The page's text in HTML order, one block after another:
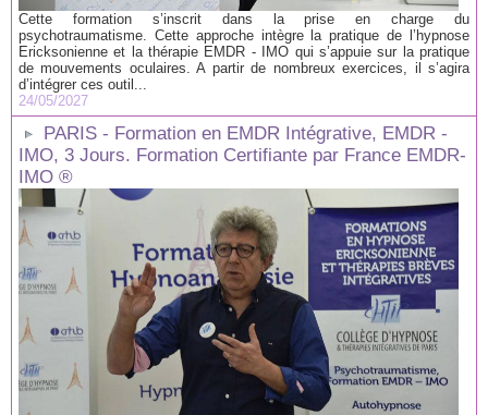
Cette formation s’inscrit dans la prise en charge du
psychotraumatisme. Cette approche intègre la pratique de l’hypnose
Ericksonienne et la thérapie EMDR - IMO qui s’appuie sur la pratique
de mouvements oculaires. A partir de nombreux exercices, il s’agira
d’intégrer ces outil...
24/05/2027
PARIS - Formation en EMDR Intégrative, EMDR -
IMO, 3 Jours. Formation Certifiante par France EMDR-
IMO ®